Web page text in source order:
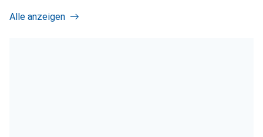
Alle anzeigen